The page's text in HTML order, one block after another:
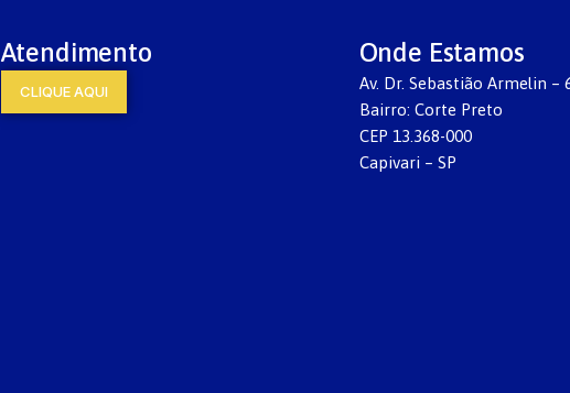
Atendimento
CLIQUE AQUI
Onde Estamos
Av. Dr. Sebastião Armelin –
Bairro: Corte Preto
CEP 13.368-000
Capivari – SP